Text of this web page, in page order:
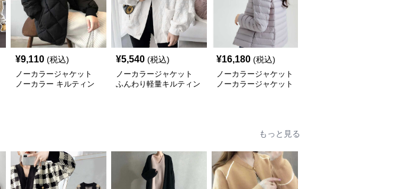
¥9,110 (税込)
ノーカラージャケット
ノーカラー キルティン
¥5,540 (税込)
ノーカラージャケット
ふんわり軽量キルティン
¥16,180 (税込)
ノーカラージャケット
ノーカラージャケット
もっと見る